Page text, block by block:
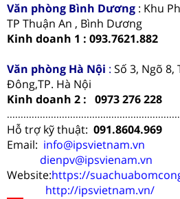
Văn phòng Bình Dương : Khu
TP Thuận An , Bình Dương
Kinh doanh 1 : 093.7621.882
Văn phòng Hà Nội : Số 3, Ngõ 8,
Đông,TP. Hà Nội
Kinh doanh 2 : 0973 276 228
Hỗ trợ kỹ thuật: 091.8604.969
Email: info@ipsvietnam.vn
dienpv@ipsvienam.vn
Website:https://
http://ipsvietnam.vn/